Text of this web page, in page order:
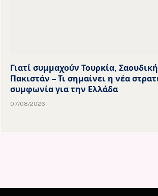
Γιατί συμμαχούν Τουρκία,
Πακιστάν – Τι σημαίνει η νέα
συμφωνία για την Ελλάδα
07/08/2026